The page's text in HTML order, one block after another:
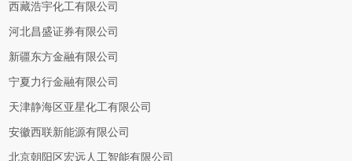
西藏浩宇化工有限公司
河北昌盛证券有限公司
新疆东方金融有限公司
宁夏力行金融有限公司
天津静海区亚星化工有限公司
安徽西联新能源有限公司
北京朝阳区宏远人工智能有限公司